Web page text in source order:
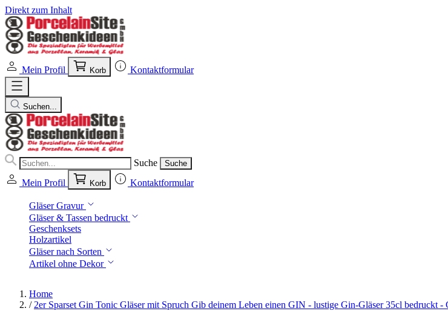
Direkt zum Inhalt
Mein Profil Korb Kontaktformular
Suchen...
Suche Suche
Mein Profil Korb Kontaktformular
Gläser Gravur
Gläser & Tassen bedruckt
Geschenksets
Holzartikel
Gläser nach Sorten
Artikel ohne Dekor
Home
/ 2er Sparset Gin Tonic Gläser mit Spruch Gib deinem Leben einen GIN - lustige Gin-Gläser 35cl bedruckt -